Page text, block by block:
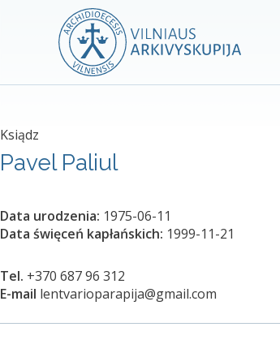
Ksiądz
Pavel Paliul
Data urodzenia: 1975-06-11
Data święceń kapłańskich: 1999-11-21
Tel. +370 687 96 312
E-mail lentvarioparapija@gmail.com